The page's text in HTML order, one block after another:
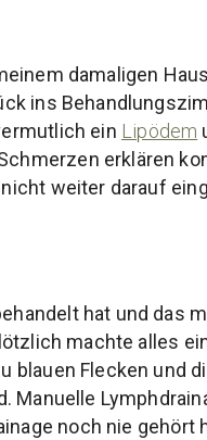
damaligen
ins
ein Lipödem
erklären
weiter darauf
hat und das
machte alles
blauen Flecken und
Manuelle
noch nie gehört